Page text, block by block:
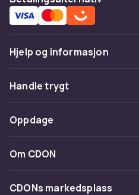
Hjelp og informasjon
Vanlige spørsmål
Spor pakke
Angre & returner her
Kontakt oss
Handle trygt
Betaling
Levering
Tilbakekallinger
Oppdage
Kategorier
Varemerker
Om CDON
Om oss
CDONs markedsplass